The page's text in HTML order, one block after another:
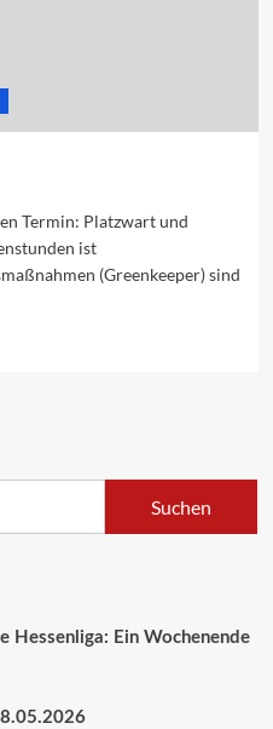
Termin: Platzwart und
ist
(Greenkeeper) sind
Suchen
Hessenliga: Ein Wochenende